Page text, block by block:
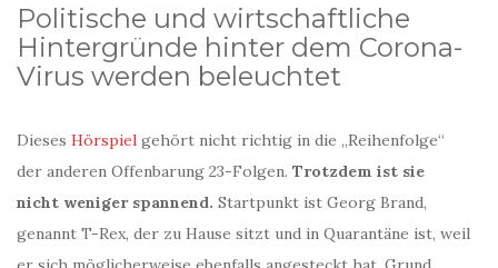
Politische und wirtschaftliche
Hintergründe hinter dem Corona-
Virus werden beleuchtet
Dieses Hörspiel gehört nicht richtig in die „Reihenfolge“
der anderen Offenbarung 23-Folgen. Trotzdem ist sie
nicht weniger spannend. Startpunkt ist Georg Brand,
genannt T-Rex, der zu Hause sitzt und in Quarantäne ist, weil